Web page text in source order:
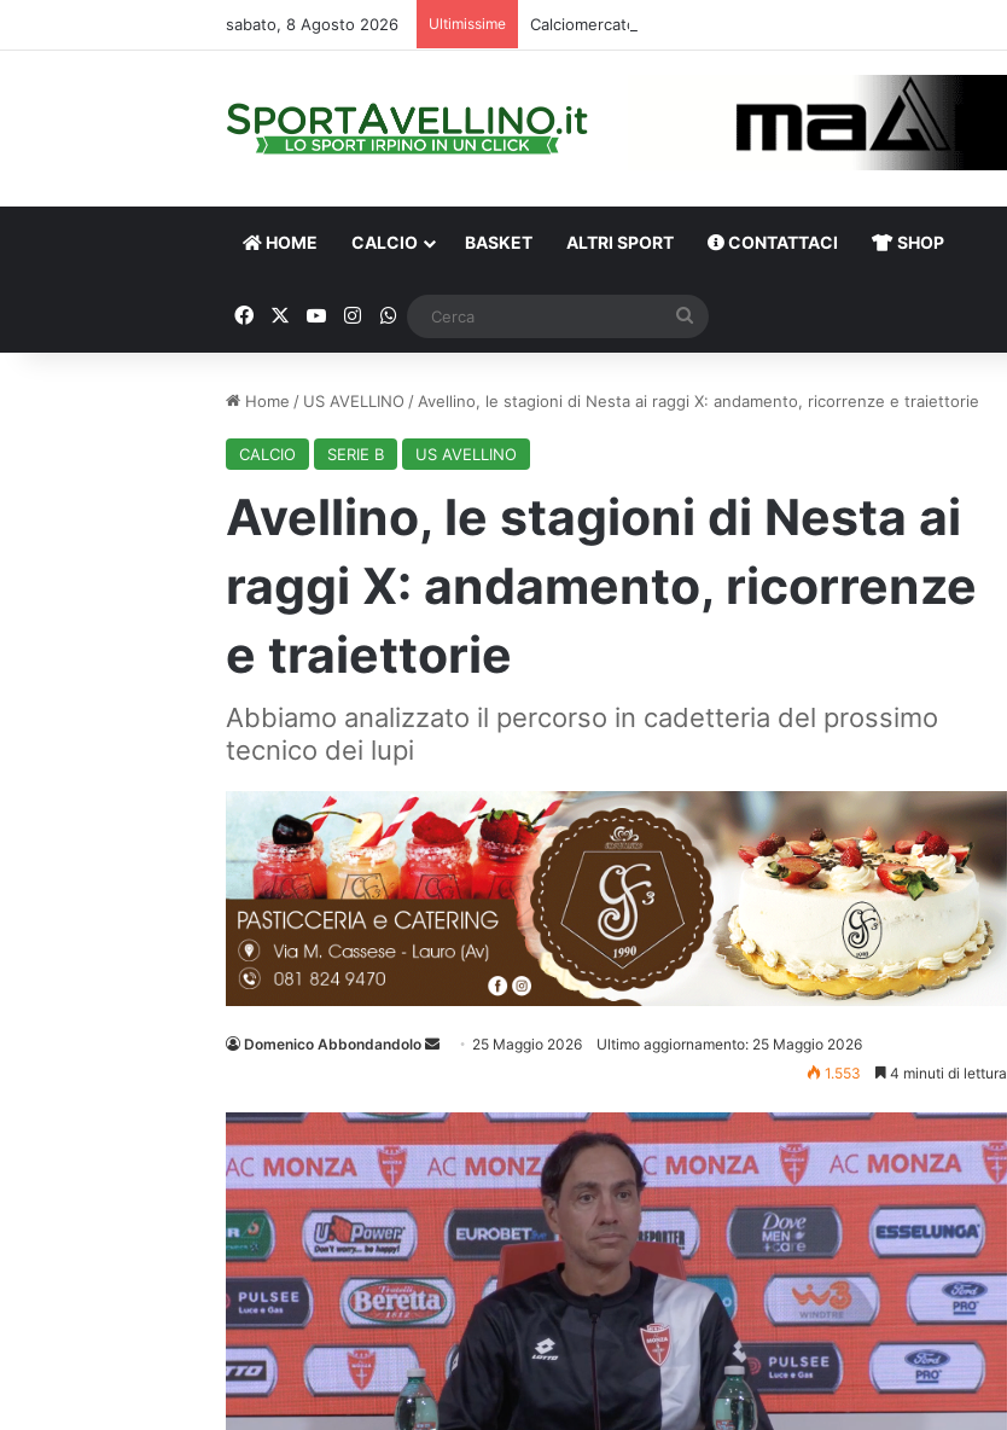
sabato, 8 Agosto 2026 Ultimissime
HOME CALCIO BASKET ALTRI SPORT CONTATTACI SHOP
FacebookYou TubeInstagram
WhatsApp
Home / US AVELLINO / Avellino, le stagioni di Nesta ai raggi X: andamento, ricorrenze e traiettorie
CALCIO SERIE B US AVELLINO
Avellino, le stagioni di Nesta ai
raggi X: andamento, ricorrenze
e traiettorie
Abbiamo analizzato il percorso in cadetteria del prossimo
tecnico dei lupi
Domenico Abbondandolo
Invia 25 Maggio 2026
Ultimo aggiornamento: 25 Maggio 2026
1.553
4 minuti di lettura